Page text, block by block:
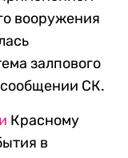
вооружения
залпового
СК.
Красному
в